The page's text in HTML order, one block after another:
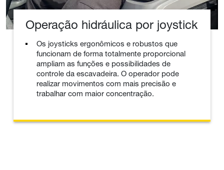
Operação hidráulica por joystick
Os joysticks ergonômicos e robustos que
funcionam de forma totalmente proporcional
ampliam as funções e possibilidades de
controle da escavadeira. O operador pode
realizar movimentos com mais precisão e
trabalhar com maior concentração.